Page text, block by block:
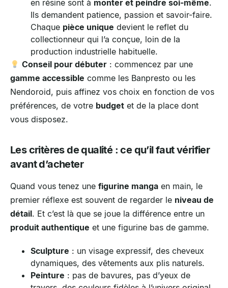
en résine sont à monter et peindre soi-même.
Ils demandent patience, passion et savoir-faire.
Chaque pièce unique devient le reflet du
collectionneur qui l’a conçue, loin de la
production industrielle habituelle.
Conseil pour débuter : commencez par une
gamme accessible comme les Banpresto ou les
Nendoroid, puis affinez vos choix en fonction de vos
préférences, de votre budget et de la place dont
vous disposez.
Les critères de qualité : ce qu’il faut vérifier
avant d’acheter
Quand vous tenez une figurine manga en main, le
premier réflexe est souvent de regarder le niveau de
détail. Et c’est là que se joue la différence entre un
produit authentique et une figurine bas de gamme.
Sculpture : un visage expressif, des cheveux
dynamiques, des vêtements aux plis naturels.
Peinture : pas de bavures, pas d’yeux de